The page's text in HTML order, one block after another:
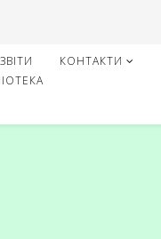
ЗВІТИ КОНТАКТИ